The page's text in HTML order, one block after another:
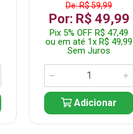
De: R$ 59,99
Por: R$ 49,99
Pix 5% OFF R$ 47,49
ou em até 1x R$ 49,99
Sem Juros
Adicionar